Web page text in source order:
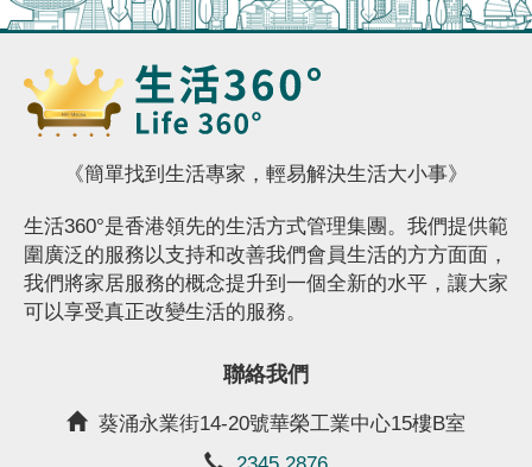
《簡單找到生活專家，輕易解決生活大小事》
生活360°是香港領先的生活方式管理集團。我們提供範
圍廣泛的服務以支持和改善我們會員生活的方方面面，
我們將家居服務的概念提升到一個全新的水平，讓大家
可以享受真正改變生活的服務。
聯絡我們
葵涌永業街14-20號 華榮工業中心15樓B室
info@life360.hk